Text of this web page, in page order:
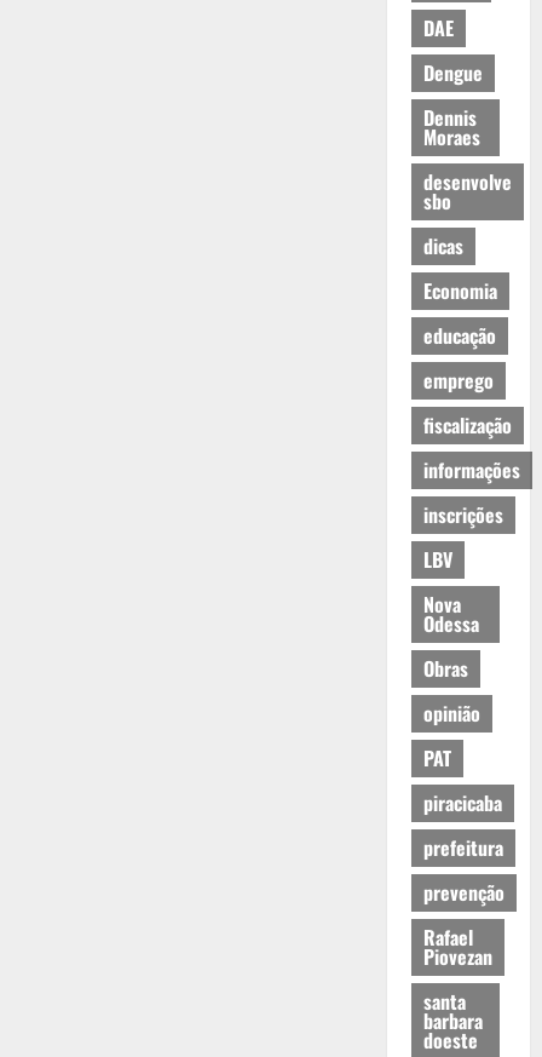
DAE
Dengue
Dennis
Moraes
desenvolve
sbo
dicas
Economia
educação
emprego
fiscalização
informações
inscrições
LBV
Nova
Odessa
Obras
opinião
PAT
piracicaba
prefeitura
prevenção
Rafael
Piovezan
santa
barbara
doeste